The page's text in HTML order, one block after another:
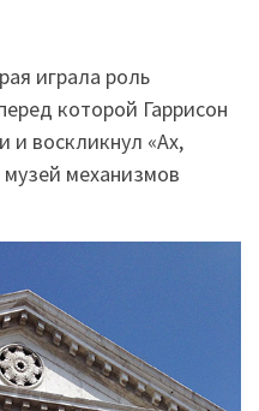
играла роль
которой Гаррисон
и воскликнул «Ах,
механизмов